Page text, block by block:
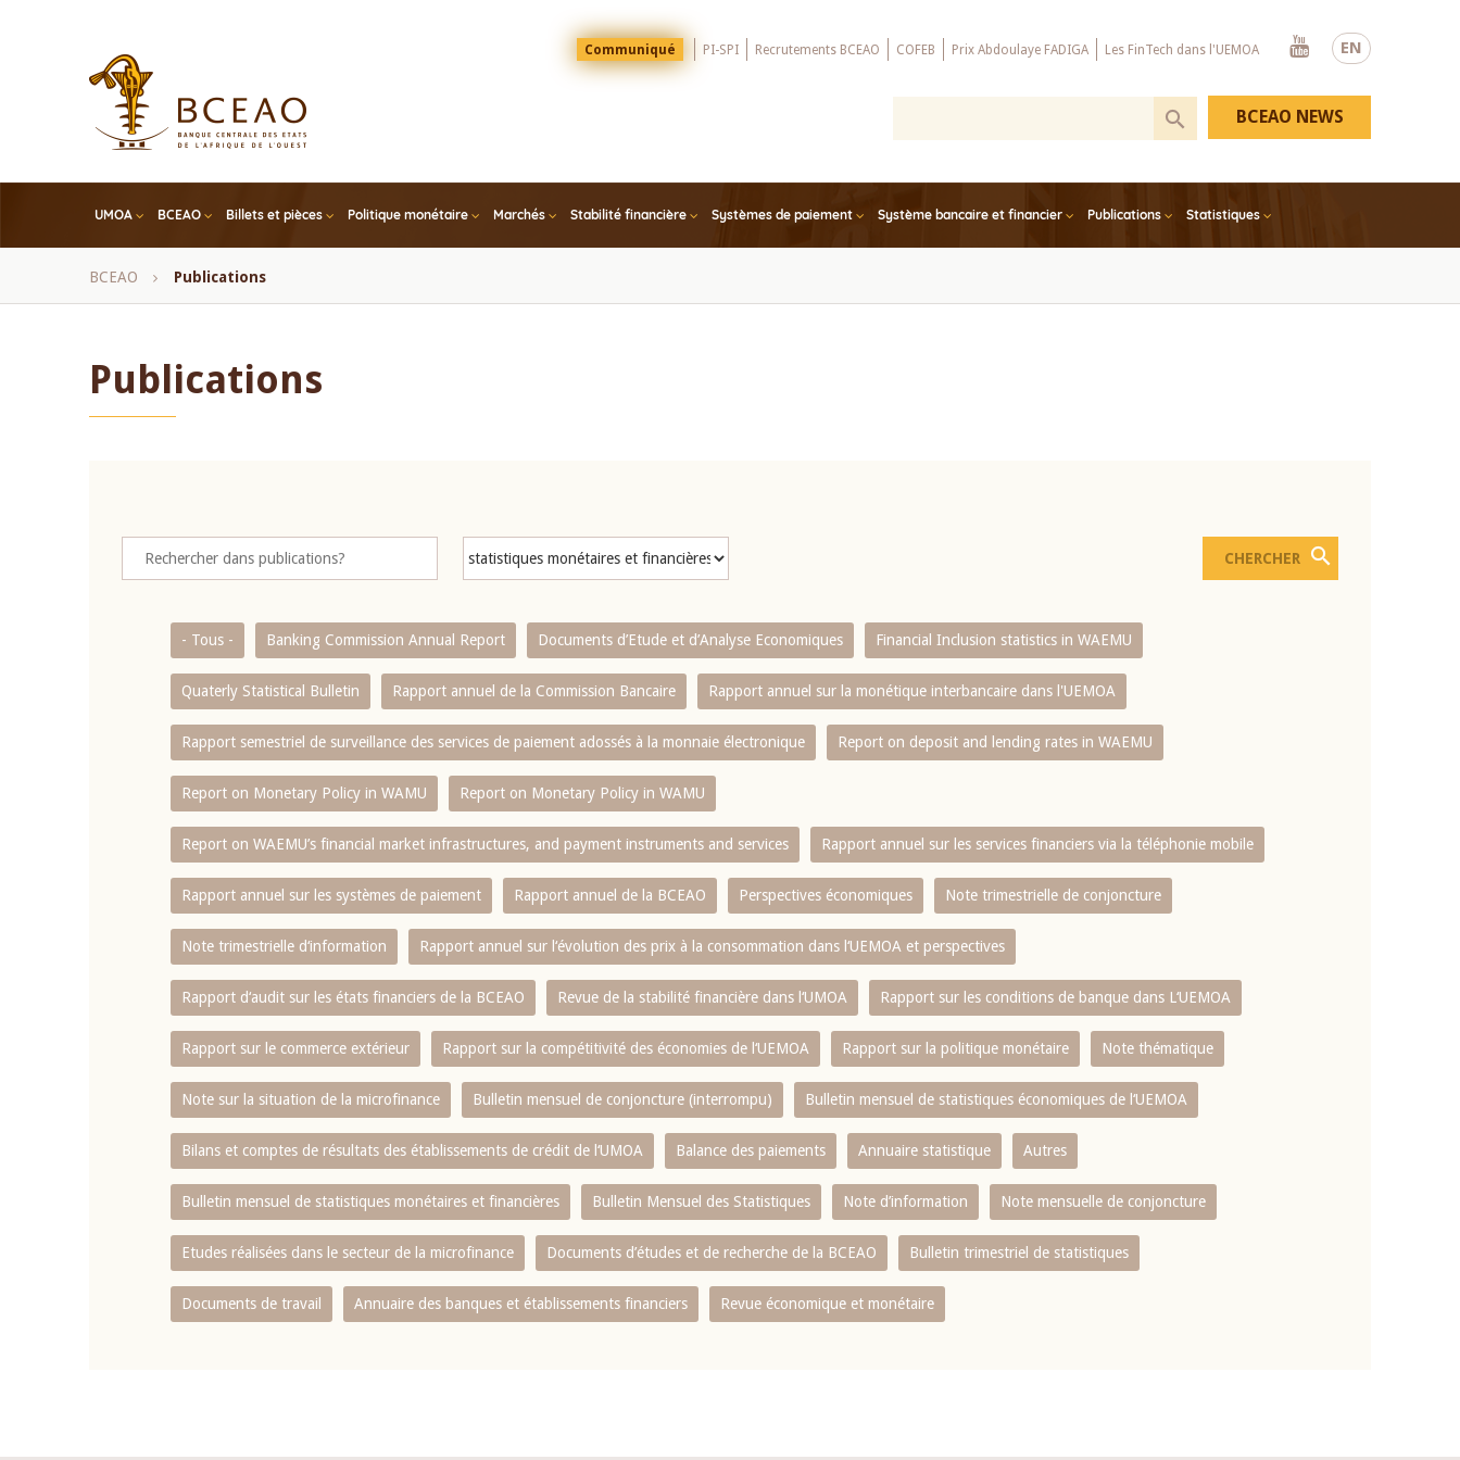
EN
Menu
Top
Communiqué PI-SPI Recrutements BCEAO COFEB Prix Abdoulaye FADIGA Les FinTech dans l'UEMOA
Youtube
UMOA BCEAO Billets et pièces Politique monétaire Marchés Stabilité financière Systèmes de paiement Système bancaire et financier Publications Statistiques
BCEAO NEWS
Fil
BCEAO Publications
Publications
- Tous - Banking Commission Annual Report Documents d’Etude et d’Analyse Economiques Financial Inclusion statistics in WAEMU
Quaterly Statistical Bulletin Rapport annuel de la Commission Bancaire Rapport annuel sur la monétique interbancaire dans l'UEMOA
Rapport semestriel de surveillance des services de paiement adossés à la monnaie électronique Report on deposit and lending rates in WAEMU
Report on Monetary Policy in WAMU Report on Monetary Policy in WAMU
Report on WAEMU’s financial market infrastructures, and payment instruments and services Rapport annuel sur les services financiers via la téléphonie mobile
Rapport annuel sur les systèmes de paiement Rapport annuel de la BCEAO Perspectives économiques Note trimestrielle de conjoncture
Note trimestrielle d‘information Rapport annuel sur l‘évolution des prix à la consommation dans l‘UEMOA et perspectives
Rapport d‘audit sur les états financiers de la BCEAO Revue de la stabilité financière dans l‘UMOA Rapport sur les conditions de banque dans L‘UEMOA
Rapport sur le commerce extérieur Rapport sur la compétitivité des économies de l‘UEMOA Rapport sur la politique monétaire Note thématique
Note sur la situation de la microfinance Bulletin mensuel de conjoncture (interrompu) Bulletin mensuel de statistiques économiques de l‘UEMOA
Bilans et comptes de résultats des établissements de crédit de l‘UMOA Balance des paiements Annuaire statistique Autres
Bulletin mensuel de statistiques monétaires et financières Bulletin Mensuel des Statistiques Note d’information Note mensuelle de conjoncture
Etudes réalisées dans le secteur de la microfinance Documents d’études et de recherche de la BCEAO Bulletin trimestriel de statistiques
Documents de travail Annuaire des banques et établissements financiers Revue économique et monétaire